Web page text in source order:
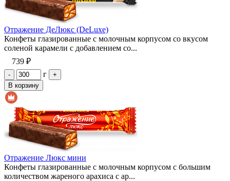
Отражение ДеЛюкс (DeLuxe)
Конфеты глазированные с молочным корпусом со вкусом
соленой карамели с добавлением со...
739 ₽
- г
+
В корзину
Отражение Люкс мини
Конфеты глазированные с молочным корпусом с большим
количеством жареного арахиса с ар...